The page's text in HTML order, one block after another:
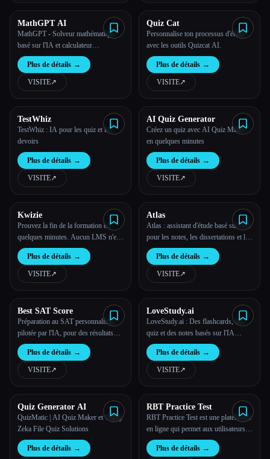
MathGPT AI
MathGPT - Solveur mathématique
basé sur l'IA et calculateur
d'intégrales gratuits
Plus de détails →
VISITE↗︎
Quiz Cat
Personnalise ton processus d'étude
avec les outils Quizcat AI.
Plus de détails →
VISITE↗︎
TestWhiz
TestWhiz : IA pour les quiz et les
devoirs
Plus de détails →
VISITE↗︎
AI Quiz Generator
Créez un quiz avec AI Quiz Maker
en quelques minutes
Plus de détails →
VISITE↗︎
Kwizie
Prouvez la fin de la formation en
quelques minutes. Aucun LMS n'est
requis | Kwizie
Plus de détails →
VISITE↗︎
Atlas
Atlas : assistant d'étude basé sur l'IA
pour les notes, les dissertations et les
tests pratiques
Plus de détails →
VISITE↗︎
Best SAT Score
Préparation au SAT personnalisée,
pilotée par l'IA, pour des résultats
imparables
Plus de détails →
VISITE↗︎
LoveStudy.ai
LoveStudy.ai : Des flashcards, des
quiz et des notes basés sur l'IA
facilitent l'apprentissage
Plus de détails →
VISITE↗︎
Quiz Generator AI
QuizMatic | AI Quiz Maker et Yapay
Zeka File Quiz Solutions
Plus de détails →
RBT Practice Test
RBT Practice Test est une plateforme
en ligne qui permet aux utilisateurs
de s'entraîner pour le RBT Test
Plus de détails →